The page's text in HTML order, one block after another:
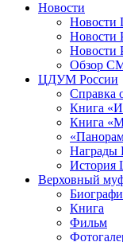
Новости
Обзор
ЦДУМ России
Справка
Книга
Книга
История
Верховный
Книга
Фильм